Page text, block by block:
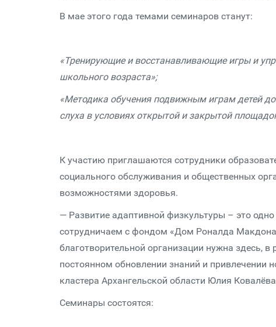
В мае этого года темами семинаров станут:
«Тренирующие и восстанавливающие игры и
школьного возраста»;
«Методика обучения подвижным играм детей
слуха в условиях открытой и закрытой
К участию приглашаются сотрудники
социального обслуживания и общественных
возможностями здоровья.
— Развитие адаптивной физкультуры – это
сотрудничаем с фондом «Дом Роналда
благотворительной организации нужна здесь,
постоянном обновлении знаний и привлечении
кластера Архангельской области Юлия
Семинары состоятся: